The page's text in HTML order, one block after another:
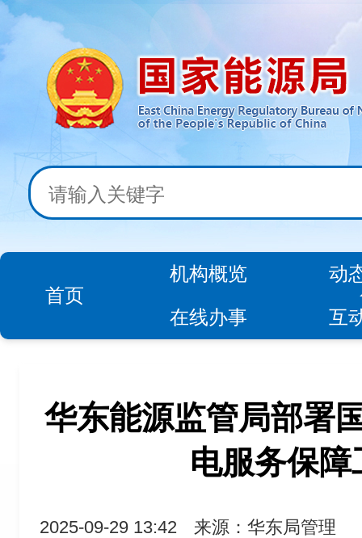
首页
机构概览
动
在线办事
互
华东能源监管局部署
电服务保障
2025-09-29 13:42
来源：华东局管理